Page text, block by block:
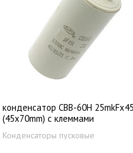
конденсатор CBB-60Н
(45х70mm) с клеммами
Конденсаторы пусковые